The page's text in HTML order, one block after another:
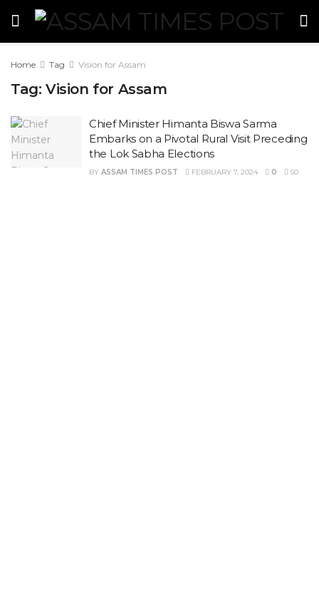
Home Tag Vision for Assam
Tag: Vision for Assam
Chief Minister Himanta Biswa Sarma
Embarks on a Pivotal Rural Visit Preceding
the Lok Sabha Elections
BY ASSAM TIMES POST FEBRUARY 7, 2024 0 50